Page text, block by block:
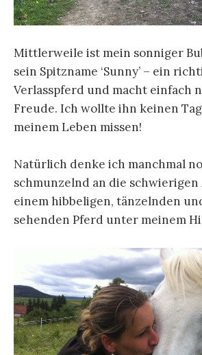
Mittlerweile ist mein sonniger
sein Spitzname ‘Sunny’ – ein
Verlasspferd und macht einfach
Freude. Ich wollte ihn keinen
meinem Leben missen!
Natürlich denke ich manchmal
schmunzelnd an die
einem hibbeligen, tänzelnden
sehenden Pferd unter meinem